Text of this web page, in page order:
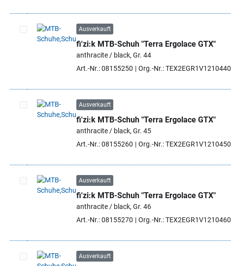
Artikel auswählen
Ausverkauft
fi'zi:k MTB-Schuh "Terra Ergolace GTX"
anthracite / black, Gr. 44
Art.-Nr.: 08155250
Org.-Nr.: TEX2EGR1V1210440
Artikel auswählen
Ausverkauft
fi'zi:k MTB-Schuh "Terra Ergolace GTX"
anthracite / black, Gr. 45
Art.-Nr.: 08155260
Org.-Nr.: TEX2EGR1V1210450
Artikel auswählen
Ausverkauft
fi'zi:k MTB-Schuh "Terra Ergolace GTX"
anthracite / black, Gr. 46
Art.-Nr.: 08155270
Org.-Nr.: TEX2EGR1V1210460
Ausverkauft